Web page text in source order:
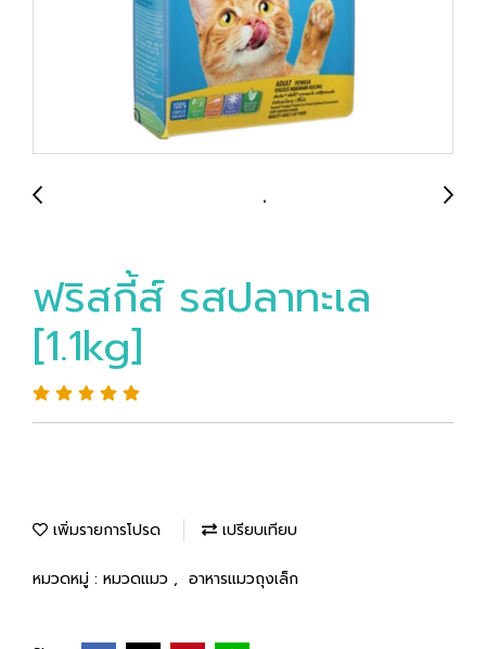
ฟริสกี้ส์ รสปลาทะเล
[1.1kg]
เพิ่มรายการโปรด เปรียบเทียบ
หมวดหมู่ : หมวดแมว , อาหารแมวถุงเล็ก